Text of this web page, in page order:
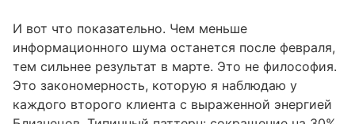
И вот что показательно. Чем меньше
информационного шума останется после февраля,
тем сильнее результат в марте. Это не философия.
Это закономерность, которую я наблюдаю у
каждого второго клиента с выраженной энергией